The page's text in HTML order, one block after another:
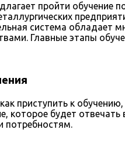
пройти обучение
система обладает
Главные этапы
приступить к
которое будет
потребностям.